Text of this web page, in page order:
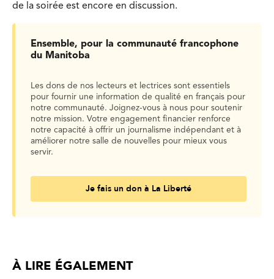
de la soirée est encore en discussion.
Ensemble, pour la communauté francophone
du Manitoba
Les dons de nos lecteurs et lectrices sont essentiels
pour fournir une information de qualité en français pour
notre communauté. Joignez-vous à nous pour soutenir
notre mission. Votre engagement financier renforce
notre capacité à offrir un journalisme indépendant et à
améliorer notre salle de nouvelles pour mieux vous
servir.
Je fais un don à La Liberté
À LIRE ÉGALEMENT